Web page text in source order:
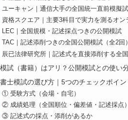
ユーキャン｜通信大手の全国統一直前模擬
資格スクエア｜主要3科目で実力を測るオン
LEC｜全国規模・記述採点つきの公開模試
TAC｜記述添削つきの全国公開模試（全2回）
辰已法律研究所｜記述式を直接添削する全
試（書籍）はアリ？公開模試との使い
士模試の選び方｜5つのチェックポイン
① 受験方式（会場・自宅）
② 成績処理（全国順位・偏差値・記述採点）
③ 記述式の採点・添削があるか